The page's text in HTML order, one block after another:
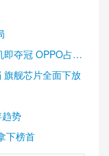
夺冠 OPPO占据
旗舰芯片全面下放
势
下榜首